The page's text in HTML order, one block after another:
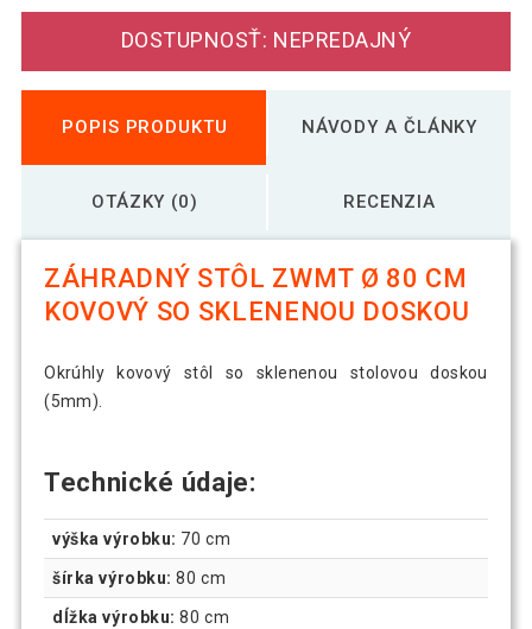
DOSTUPNOSŤ: NEPREDAJNÝ
POPIS PRODUKTU NÁVODY A ČLÁNKY
OTÁZKY (0) RECENZIA
ZÁHRADNÝ STÔL ZWMT Ø 80 CM
KOVOVÝ SO SKLENENOU DOSKOU
Okrúhly kovový stôl so sklenenou stolovou doskou
(5mm).
Technické údaje:
výška výrobku: 70 cm
šírka výrobku: 80 cm
dĺžka výrobku: 80 cm